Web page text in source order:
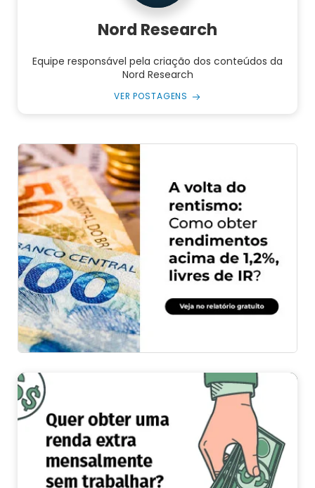
Nord Research
Equipe responsável pela criação dos conteúdos da
Nord Research
VER POSTAGENS